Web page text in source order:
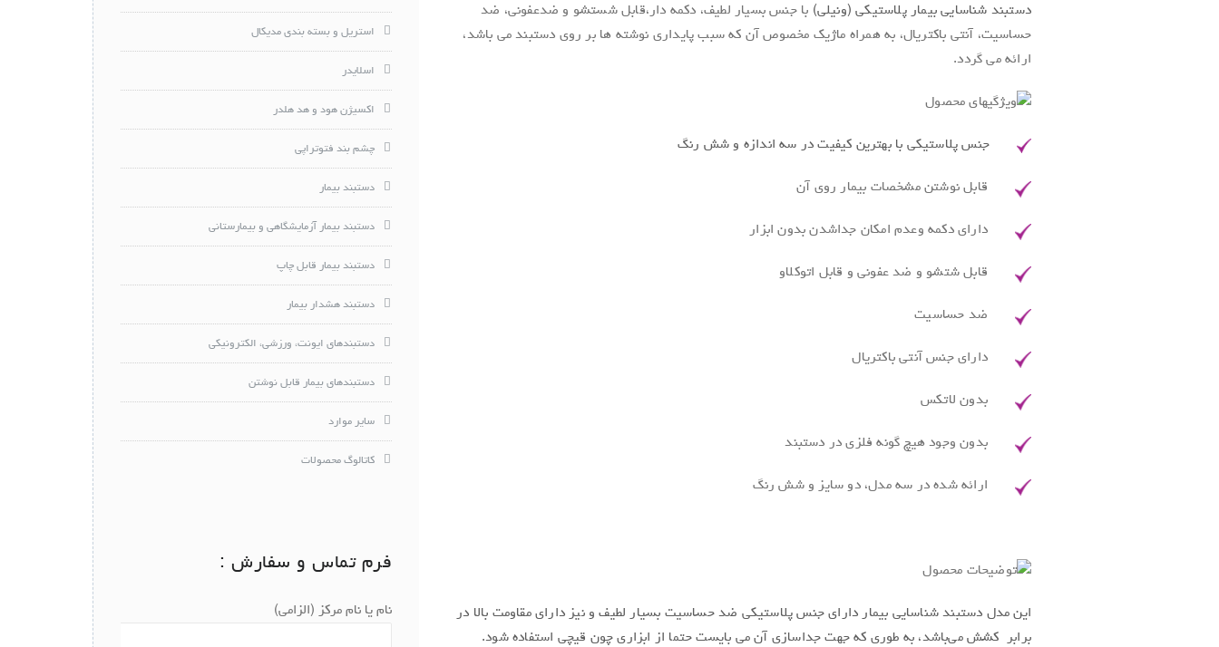
دستبند شناسایی بیمار پلاستیکی (ونیلی) با جنس بسیار لطیف، دکمه دار،قابل شستشو و ضدعفونی، ضد
حساسیت، آنتی باکتریال، به همراه ماژیک مخصوص آن که سبب پایداری نوشته ها بر روی دستبند می باشد،
ارائه می گردد.
جنس پلاستیکی با بهترین کیفیت در سه اندازه و شش رنگ
قابل نوشتن مشخصات بیمار روی آن
دارای دکمه وعدم امکان جداشدن بدون ابزار
قابل شتشو و ضد عفونی و قابل اتوکلاو
ضد حساسیت
دارای جنس آنتی باکتریال
بدون لاتکس
بدون وجود هیچ گونه فلزی در دستبند
ارائه شده در سه مدل، دو سایز و شش رنگ
این مدل دستبند شناسایی بیمار دارای جنس پلاستیکی ضد حساسیت بسیار لطیف و نیز دارای مقاومت بالا در
برابر کشش می‌باشد، به طوری که جهت جداسازی آن می بایست حتما از ابزاری چون قیچی استفاده شود.
استریل و بسته بندی مدیکال
اسلایدر
اکسیژن هود و هد هلدر
چشم بند فتوتراپی
دستبند بیمار
دستبند بیمار آزمایشگاهی و بیمارستانی
دستبند بیمار قابل چاپ
دستبند هشدار بیمار
دستبندهای ایونت، ورزشی، الکترونیکی
دستبندهای بیمار قابل نوشتن
سایر موارد
کاتالوگ محصولات
فرم تماس و سفارش :
نام یا نام مرکز (الزامی)